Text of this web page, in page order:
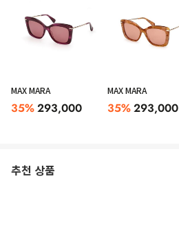
MAX MARA
35%293,000
MAX MARA
35%293,000
추천 상품